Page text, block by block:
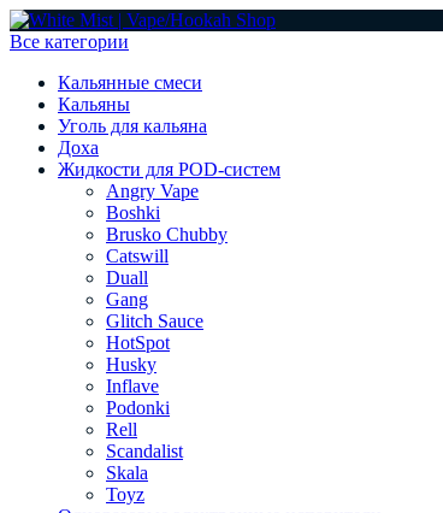
Все категории
Кальянные смеси
Кальяны
Уголь для кальяна
Доха
Жидкости для POD-систем
Angry Vape
Boshki
Brusko Chubby
Catswill
Duall
Gang
Glitch Sauce
HotSpot
Husky
Inflave
Podonki
Rell
Scandalist
Skala
Toyz